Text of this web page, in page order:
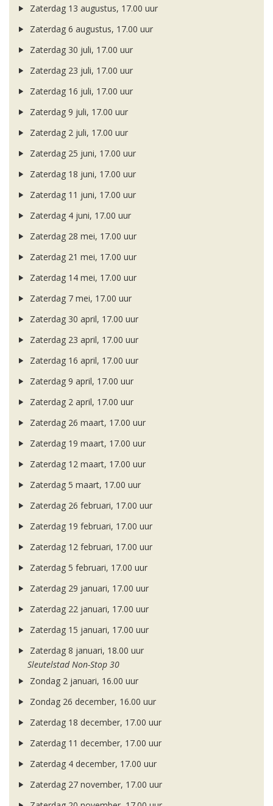
Zaterdag 13 augustus, 17.00 uur
Zaterdag 6 augustus, 17.00 uur
Zaterdag 30 juli, 17.00 uur
Zaterdag 23 juli, 17.00 uur
Zaterdag 16 juli, 17.00 uur
Zaterdag 9 juli, 17.00 uur
Zaterdag 2 juli, 17.00 uur
Zaterdag 25 juni, 17.00 uur
Zaterdag 18 juni, 17.00 uur
Zaterdag 11 juni, 17.00 uur
Zaterdag 4 juni, 17.00 uur
Zaterdag 28 mei, 17.00 uur
Zaterdag 21 mei, 17.00 uur
Zaterdag 14 mei, 17.00 uur
Zaterdag 7 mei, 17.00 uur
Zaterdag 30 april, 17.00 uur
Zaterdag 23 april, 17.00 uur
Zaterdag 16 april, 17.00 uur
Zaterdag 9 april, 17.00 uur
Zaterdag 2 april, 17.00 uur
Zaterdag 26 maart, 17.00 uur
Zaterdag 19 maart, 17.00 uur
Zaterdag 12 maart, 17.00 uur
Zaterdag 5 maart, 17.00 uur
Zaterdag 26 februari, 17.00 uur
Zaterdag 19 februari, 17.00 uur
Zaterdag 12 februari, 17.00 uur
Zaterdag 5 februari, 17.00 uur
Zaterdag 29 januari, 17.00 uur
Zaterdag 22 januari, 17.00 uur
Zaterdag 15 januari, 17.00 uur
Zaterdag 8 januari, 18.00 uur
Sleutelstad Non-Stop 30
Zondag 2 januari, 16.00 uur
Zondag 26 december, 16.00 uur
Zaterdag 18 december, 17.00 uur
Zaterdag 11 december, 17.00 uur
Zaterdag 4 december, 17.00 uur
Zaterdag 27 november, 17.00 uur